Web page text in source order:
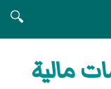
🔍
مالية